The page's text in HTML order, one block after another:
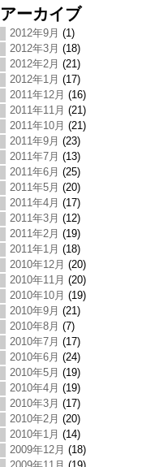
アーカイブ
2012年9月 (1)
2012年3月 (18)
2012年2月 (21)
2012年1月 (17)
2011年12月 (16)
2011年11月 (21)
2011年10月 (21)
2011年9月 (23)
2011年7月 (13)
2011年6月 (25)
2011年5月 (20)
2011年4月 (17)
2011年3月 (12)
2011年2月 (19)
2011年1月 (18)
2010年12月 (20)
2010年11月 (20)
2010年10月 (19)
2010年9月 (21)
2010年8月 (7)
2010年7月 (17)
2010年6月 (24)
2010年5月 (19)
2010年4月 (19)
2010年3月 (17)
2010年2月 (20)
2010年1月 (14)
2009年12月 (18)